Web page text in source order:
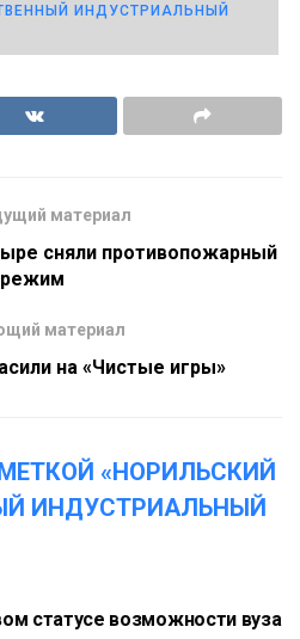
ИНДУСТРИАЛЬНЫЙ
материал
сняли противопожарный
режим
материал
на «Чистые игры»
«НОРИЛЬСКИЙ
ИНДУСТРИАЛЬНЫЙ
статусе возможности вуза